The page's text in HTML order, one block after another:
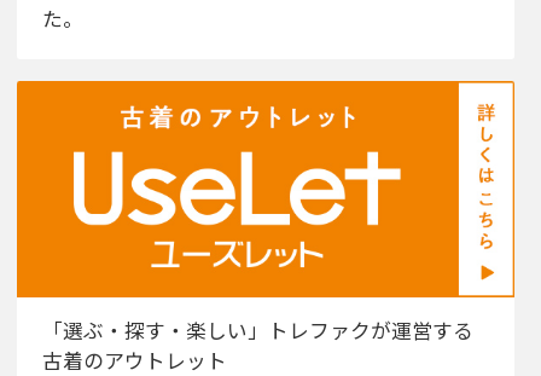
た。
「選ぶ・探す・楽しい」トレファクが運営する
古着のアウトレット